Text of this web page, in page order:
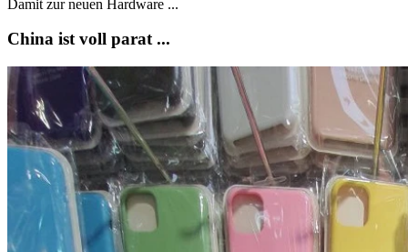
Damit zur neuen Hardware ...
China ist voll parat ...